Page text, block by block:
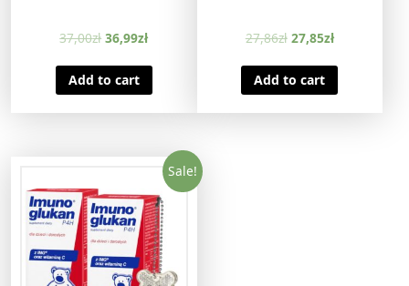
37,00zł 36,99zł
Add to cart
27,86zł 27,85zł
Add to cart
Sale!